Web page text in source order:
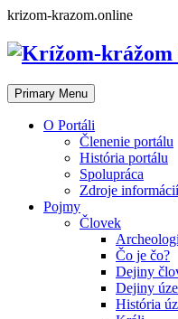
Skip
content
krizom-krazom.online
Primary Menu
O Portáli
Členenie portálu
História portálu
Spolupráca
Zdroje informácií
Pojmy
Človek
Čo je čo?
Dejiny
Dejiny
História